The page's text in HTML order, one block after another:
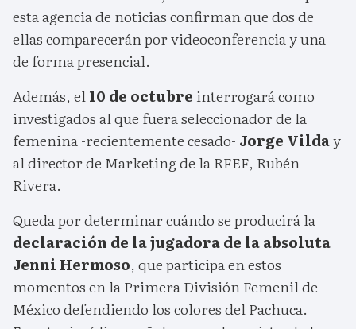
esta agencia de noticias confirman que dos de
ellas comparecerán por videoconferencia y una
de forma presencial.
Además, el10 de octubre interrogará como
investigados al que fuera seleccionador de la
femenina -recientemente cesado- Jorge Vilday
al director de Marketing de la RFEF, Rubén
Rivera.
Queda por determinar cuándo se producirá la
declaración de la jugadora de la absoluta
Jenni Hermoso, que participa en estos
momentos en la Primera División Femenil de
México defendiendo los colores del Pachuca.